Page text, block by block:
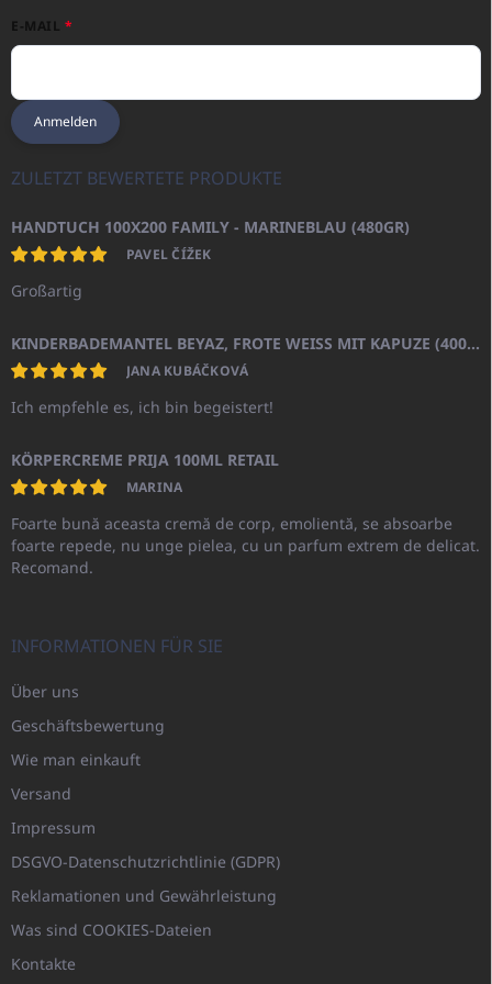
E-MAIL
Anmelden
ZULETZT BEWERTETE PRODUKTE
HANDTUCH 100X200 FAMILY - MARINEBLAU (480GR)
PAVEL ČÍŽEK
Großartig
KINDERBADEMANTEL BEYAZ, FROTE WEISS MIT KAPUZE (400GR)
JANA KUBÁČKOVÁ
Ich empfehle es, ich bin begeistert!
KÖRPERCREME PRIJA 100ML RETAIL
MARINA
Foarte bună aceasta cremă de corp, emolientă, se absoarbe
foarte repede, nu unge pielea, cu un parfum extrem de delicat.
Recomand.
INFORMATIONEN FÜR SIE
Über uns
Geschäftsbewertung
Wie man einkauft
Versand
Impressum
DSGVO-Datenschutzrichtlinie (GDPR)
Reklamationen und Gewährleistung
Was sind COOKIES-Dateien
Kontakte